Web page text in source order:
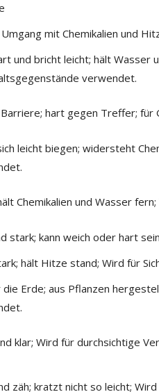
mit Chemikalien und
und bricht leicht; hält Wasser
verwendet.
hart gegen Treffer; für
leicht biegen; widersteht
Chemikalien und Wasser
stark; kann weich oder hart
hält Hitze stand; Wird für
die Erde; aus Pflanzen
klar; Wird für durchsichtige
zäh; kratzt nicht so leicht;